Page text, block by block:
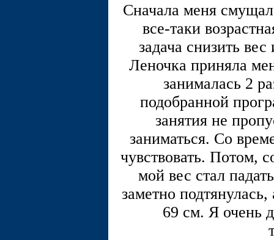
Сначала меня
все-таки
задача снизить
Леночка приняла
занималась 2
подобранной
занятия не
заниматься. Со
чувствовать. Потом,
мой вес стал
заметно
69 см. Я очень